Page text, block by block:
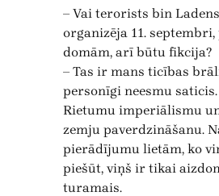
– Vai terorists bin
organizēja 11. septembri,
domām, arī būtu fikcija?
– Tas ir mans ticības
personīgi neesmu
Rietumu imperiālismu
zemju paverdzināšanu.
pierādījumu lietām, ko
piešūt, viņš ir tikai
turamais.